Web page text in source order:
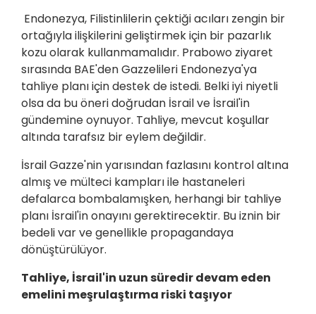
Endonezya, Filistinlilerin çektiği acıları zengin bir
ortağıyla ilişkilerini geliştirmek için bir pazarlık
kozu olarak kullanmamalıdır. Prabowo ziyaret
sırasında BAE'den Gazzelileri Endonezya'ya
tahliye planı için destek de istedi. Belki iyi niyetli
olsa da bu öneri doğrudan İsrail ve İsrail'in
gündemine oynuyor. Tahliye, mevcut koşullar
altında tarafsız bir eylem değildir.
İsrail Gazze'nin yarısından fazlasını kontrol altına
almış ve mülteci kampları ile hastaneleri
defalarca bombalamışken, herhangi bir tahliye
planı İsrail'in onayını gerektirecektir. Bu iznin bir
bedeli var ve genellikle propagandaya
dönüştürülüyor.
Tahliye, İsrail'in uzun süredir devam eden
emelini meşrulaştırma riski taşıyor